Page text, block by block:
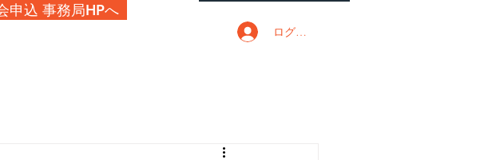
申込 事務局HPへ
ログイン